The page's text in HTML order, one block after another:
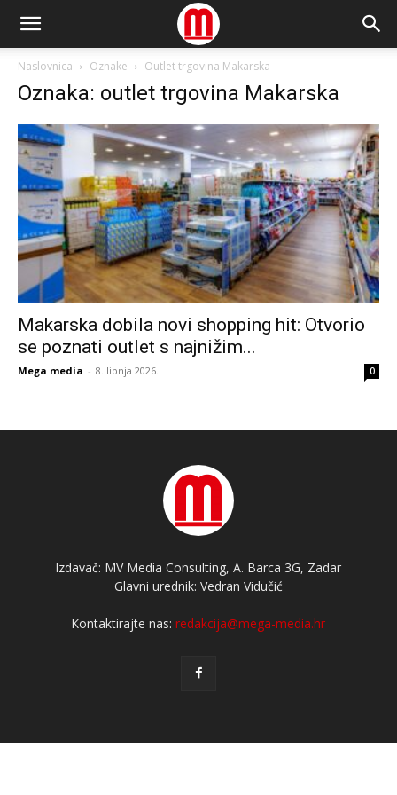
Naslovnica Oznake Outlet trgovina Makarska
Oznaka: outlet trgovina Makarska
Makarska dobila novi shopping hit: Otvorio
se poznati outlet s najnižim...
Mega media - 8. lipnja 2026. 0
Izdavač: MV Media Consulting, A. Barca 3G, Zadar
Glavni urednik: Vedran Vidučić
Kontaktirajte nas:redakcija@mega-media.hr